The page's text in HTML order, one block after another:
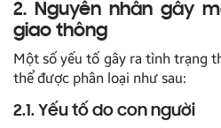
2. Nguyên nhân gây
giao thông
Một số yếu tố gây ra tình trạng
thể được phân loại như sau:
2.1. Yếu tố do con người